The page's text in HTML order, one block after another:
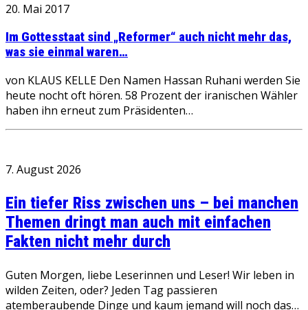
20. Mai 2017
Im Gottesstaat sind „Reformer“ auch nicht mehr das,
was sie einmal waren…
von KLAUS KELLE Den Namen Hassan Ruhani werden Sie
heute nocht oft hören. 58 Prozent der iranischen Wähler
haben ihn erneut zum Präsidenten…
7. August 2026
Ein tiefer Riss zwischen uns – bei manchen
Themen dringt man auch mit einfachen
Fakten nicht mehr durch
Guten Morgen, liebe Leserinnen und Leser! Wir leben in
wilden Zeiten, oder? Jeden Tag passieren
atemberaubende Dinge und kaum jemand will noch das…